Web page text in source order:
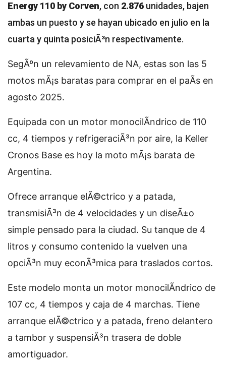
Energy 110 by Corven, con 2.876 unidades, bajen
ambas un puesto y se hayan ubicado en julio en la
cuarta y quinta posiciÃ³n respectivamente.
SegÃºn un relevamiento de NA, estas son las 5
motos mÃ¡s baratas para comprar en el paÃ­s en
agosto 2025.
Equipada con un motor monocilÃ­ndrico de 110
cc, 4 tiempos y refrigeraciÃ³n por aire, la Keller
Cronos Base es hoy la moto mÃ¡s barata de
Argentina.
Ofrece arranque elÃ©ctrico y a patada,
transmisiÃ³n de 4 velocidades y un diseÃ±o
simple pensado para la ciudad. Su tanque de 4
litros y consumo contenido la vuelven una
opciÃ³n muy econÃ³mica para traslados cortos.
Este modelo monta un motor monocilÃ­ndrico de
107 cc, 4 tiempos y caja de 4 marchas. Tiene
arranque elÃ©ctrico y a patada, freno delantero
a tambor y suspensiÃ³n trasera de doble
amortiguador.